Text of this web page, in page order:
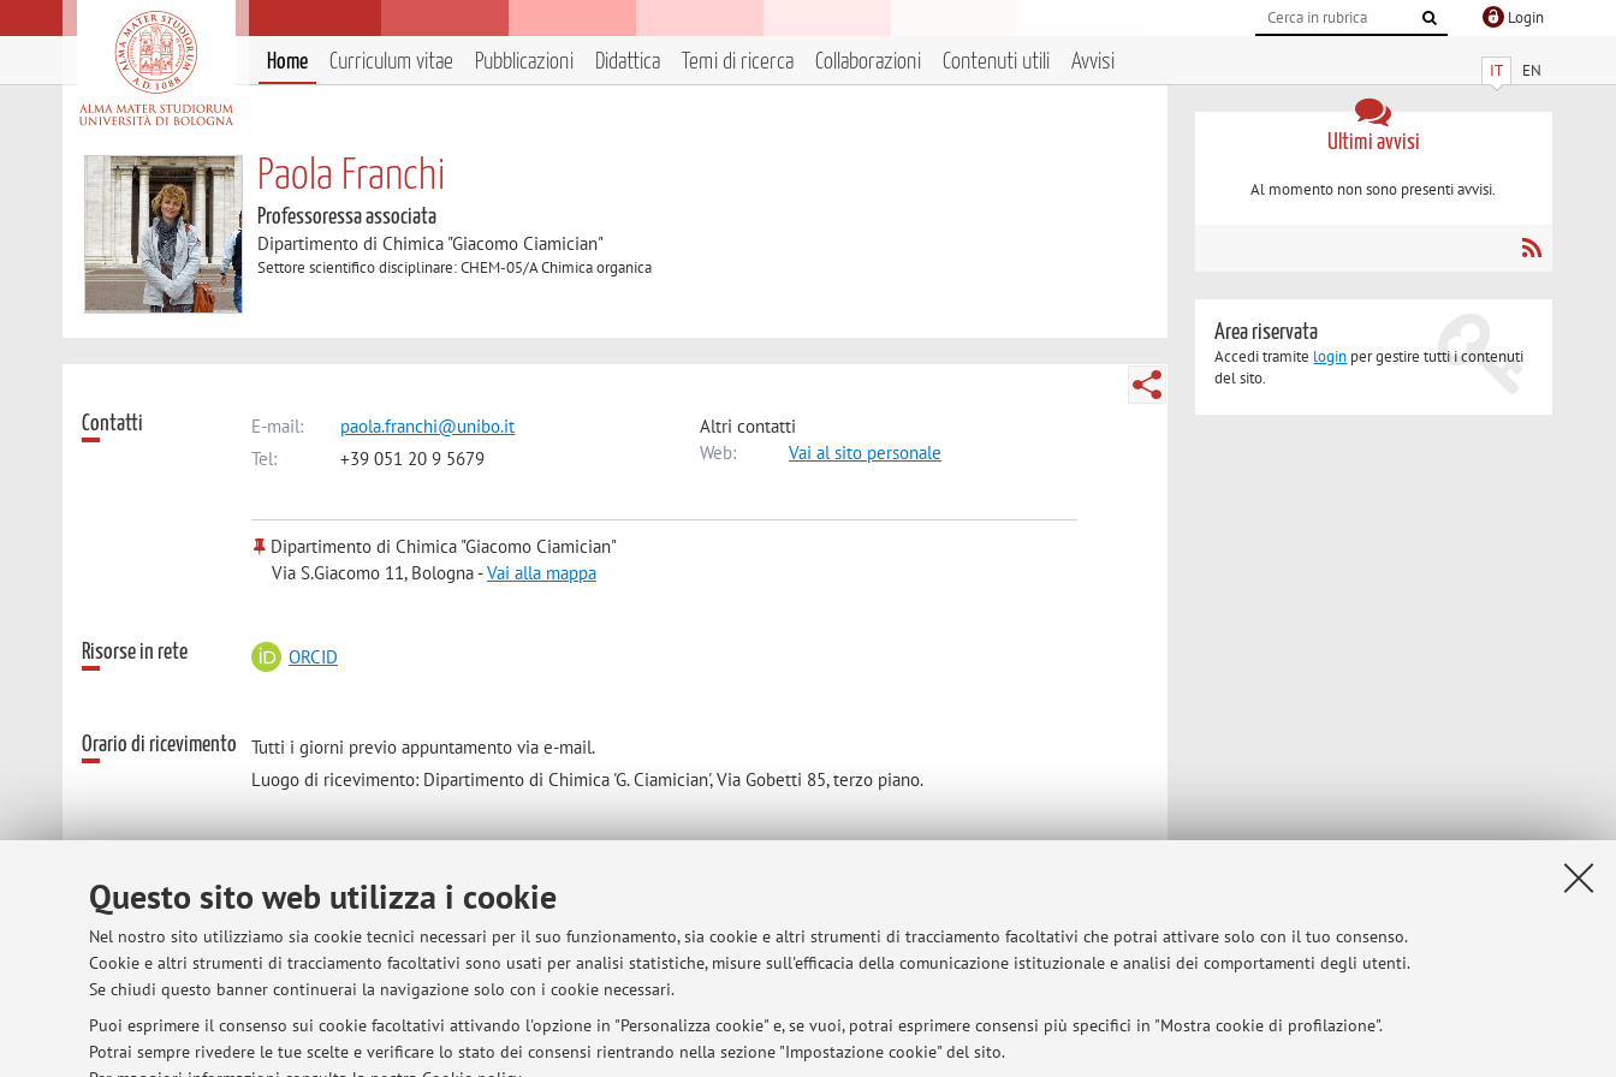
Questo sito web utilizza i cookie
Nel nostro sito utilizziamo sia cookie tecnici necessari per il suo funzionamento, sia cookie e altri strumenti di tracciamento facoltativi che potrai attivare solo con il tuo consenso.
Cookie e altri strumenti di tracciamento facoltativi sono usati per analisi statistiche, misure sull'efficacia della comunicazione istituzionale e analisi dei comportamenti degli utenti.
Se chiudi questo banner continuerai la navigazione solo con i cookie necessari.
Puoi esprimere il consenso sui cookie facoltativi attivando l'opzione in "Personalizza cookie" e, se vuoi, potrai esprimere consensi più specifici in "Mostra cookie di profilazione".
Potrai sempre rivedere le tue scelte e verificare lo stato dei consensi rientrando nella sezione "Impostazione cookie" del sito.
Login
IT EN
Home Curriculum vitae Pubblicazioni Didattica Temi di ricerca Collaborazioni Contenuti utili Avvisi
Paola Franchi
Professoressa associata
Dipartimento di Chimica "Giacomo Ciamician"
Settore scientifico disciplinare: CHEM-05/A Chimica organica
Contatti E-mail:
paola.franchi@unibo.it
Tel:
+39 051 20 9 5679
Altri contatti
Web:
Vai al sito personale
Dipartimento di Chimica "Giacomo Ciamician"
Via S.Giacomo 11, Bologna -Vai alla mappa
Risorse in rete ORCID
Orario di ricevimento
Tutti i giorni previo appuntamento via e-mail.
Luogo di ricevimento: Dipartimento di Chimica 'G. Ciamician', Via Gobetti 85, terzo piano.
Ultimi avvisi
Al momento non sono presenti avvisi.
Area riservata
Accedi tramite login per gestire tutti i contenuti
del sito.
© 2026 - ALMA MATER STUDIORUM - Università di Bologna - Via Zamboni, 33 - 40126 Bologna - Partita IVA: 01131710376